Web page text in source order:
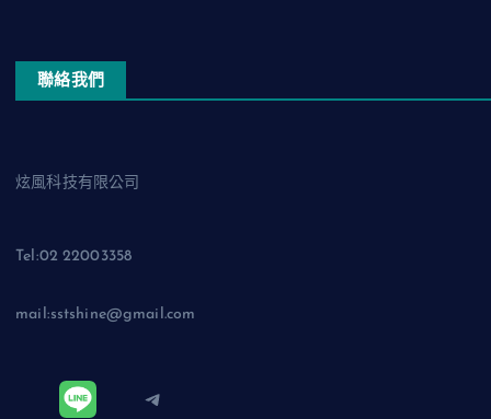
聯絡我們
炫風科技有限公司
Tel:02 22003358
mail:sstshine@gmail.com
Telegram